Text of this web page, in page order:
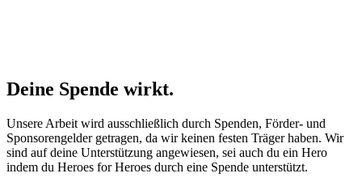
Deine Spende wirkt.
Unsere Arbeit wird ausschließlich durch Spenden, Förder- und
Sponsorengelder getragen, da wir keinen festen Träger haben. Wir
sind auf deine Unterstützung angewiesen, sei auch du ein Hero
indem du Heroes for Heroes durch eine Spende unterstützt.